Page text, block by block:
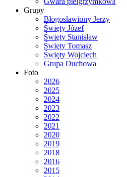
Grupy
Błogosławiony Jerzy
Święty Józef
Święty Stanisław
Święty Tomasz
Święty Wojciech
Grupa Duchowa
Foto
2026
2025
2024
2023
2022
2021
2020
2019
2018
2016
2015